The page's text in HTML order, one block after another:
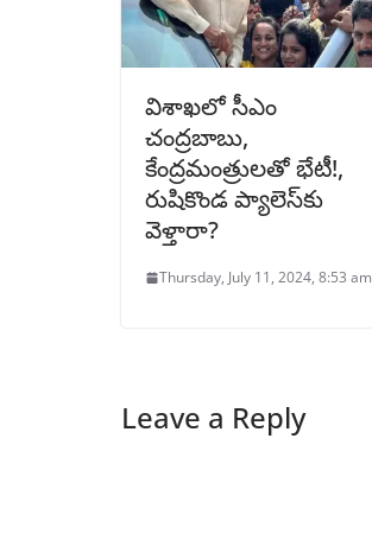
విశాఖలో సీఎం
చంద్రబాబు,
కేంద్రమంత్రులతో భేటీ!,
రుషికొండ ప్యాలెస్‌కు
వెళ్తారా?
Thursday, July 11, 2024, 8:53 am
Leave a Reply